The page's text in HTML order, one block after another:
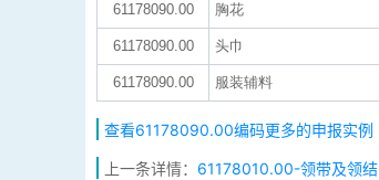
61178090.00 胸花
61178090.00 头巾
61178090.00 服装辅料
查看61178090.00编码更多的申报实例
上一条详情： 61178010.00-领带及领结